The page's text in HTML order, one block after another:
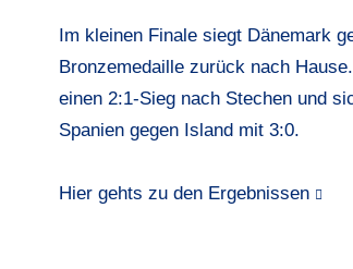
Im kleinen Finale siegt Dänemark
Bronzemedaille zurück nach
einen 2:1-Sieg nach Stechen und
Spanien gegen Island mit 3:0.
Hier gehts zu den Ergebnissen